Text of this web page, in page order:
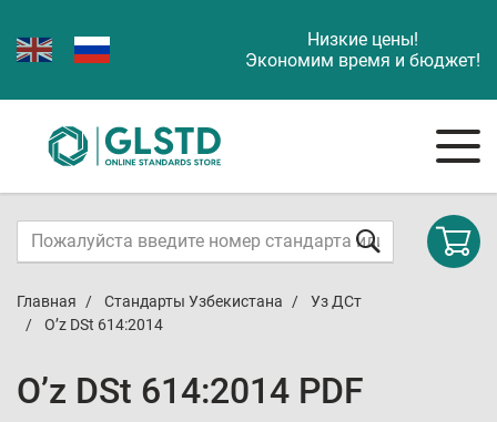
Низкие цены!
Экономим время и бюджет!
Главная Стандарты Узбекистана
Уз ДСт
O’z DSt 614:2014
O’z DSt 614:2014 PDF